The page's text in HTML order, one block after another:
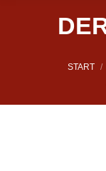
Sie befinden
START